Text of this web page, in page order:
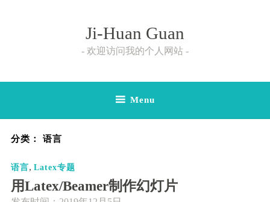
Ji-Huan Guan
欢迎访问我的个人网站
Menu
分类： 语言
语言, Latex专题
用Latex/Beamer制作幻灯片